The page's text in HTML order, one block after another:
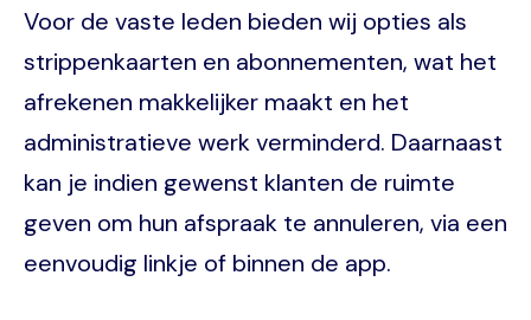
Voor de vaste leden bieden wij opties als
strippenkaarten en abonnementen, wat het
afrekenen makkelijker maakt en het
administratieve werk verminderd. Daarnaast
kan je indien gewenst klanten de ruimte
geven om hun afspraak te annuleren, via een
eenvoudig linkje of binnen de app.